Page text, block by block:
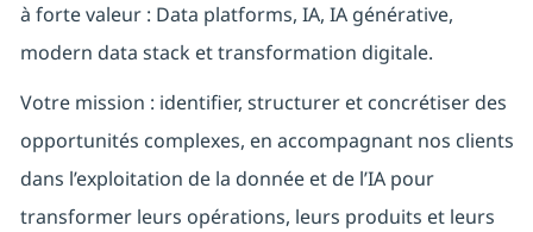
à forte valeur : Data platforms, IA, IA générative,
modern data stack et transformation digitale.
Votre mission : identifier, structurer et concrétiser des
opportunités complexes, en accompagnant nos clients
dans l’exploitation de la donnée et de l’IA pour
transformer leurs opérations, leurs produits et leurs